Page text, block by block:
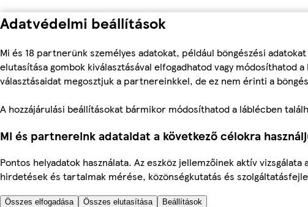
Adatvédelmi beállítások
Mi és 18 partnerünk személyes adatokat, például böngészési
elutasítása gombok kiválasztásával elfogadhatod vagy módosíthatod
választásaidat megosztjuk a partnereinkkel, de ez nem érinti a
A hozzájárulási beállításokat bármikor módosíthatod a láblécben
Mi és partnereink adataidat a következő célokra
Pontos helyadatok használata. Az eszköz jellemzőinek aktív
hirdetések és tartalmak mérése, közönségkutatás és
Összes elfogadása Összes elutasítása Beállítások